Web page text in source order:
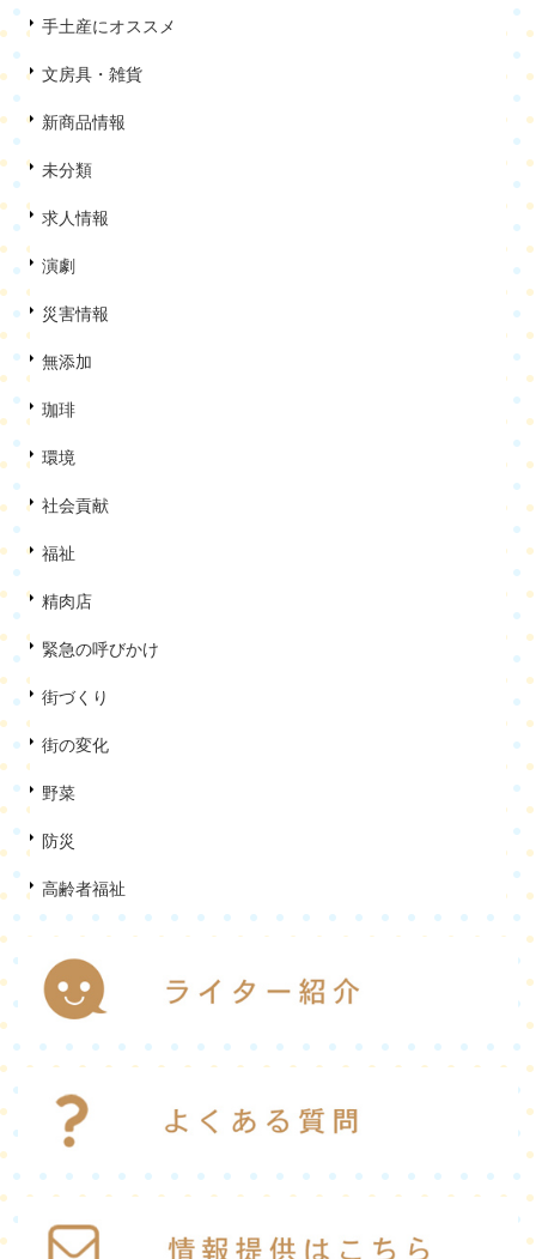
手土産にオススメ
文房具・雑貨
新商品情報
未分類
求人情報
演劇
災害情報
無添加
珈琲
環境
社会貢献
福祉
精肉店
緊急の呼びかけ
街づくり
街の変化
野菜
防災
高齢者福祉